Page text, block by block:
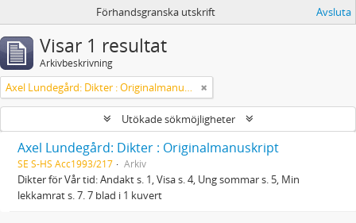
Förhandsgranska utskrift Avsluta
Visar 1 resultat
Arkivbeskrivning
Axel Lundegård: Dikter : Originalmanuskript
Utökade sökmöjligheter
Axel Lundegård: Dikter : Originalmanuskript
SE S-HS Acc1993/217 Arkiv
Dikter för Vår tid: Andakt s. 1, Visa s. 4, Ung sommar s. 5, Min
lekkamrat s. 7. 7 blad i 1 kuvert